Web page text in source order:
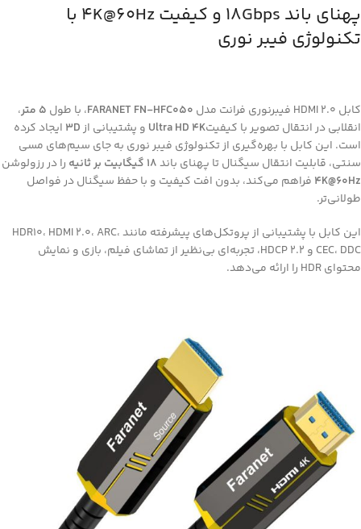
پهنای باند 18Gbps و کیفیت 4K@60Hz با
تکنولوژی فیبر نوری
کابل HDMI 2.0 فیبرنوری فرانت مدل FARANET FN-HFC050، با طول 5 متر
،
انقلابی در انتقال تصویر با کیفیتUltra HD 4K و پشتیبانی از3D ایجاد کرده
است. این کابل با بهره‌گیری از تکنولوژی فیبر نوری به جای سیم‌های مسی
سنتی، قابلیت انتقال سیگنال تا پهنای باند18 گیگابیت بر ثانیه
را در رزولوشن
4K@60Hz فراهم می‌کند، بدون افت کیفیت و با حفظ سیگنال در فواصل
طولانی‌تر.
این کابل با پشتیبانی از پروتکل‌های پیشرفته مانند HDR10، HDMI 2.0، ARC،
CEC، DDC و HDCP 2.2، تجربه‌ای بی‌نظیر از تماشای فیلم، بازی و نمایش
محتوای HDR را ارائه می‌دهد.